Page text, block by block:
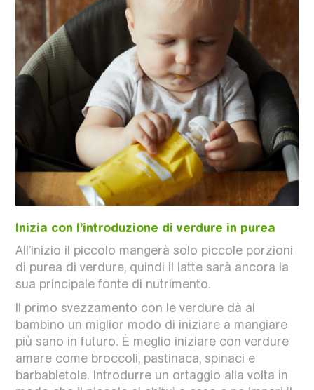
Inizia con l’introduzione di verdure in purea
All’inizio il piccolo mangerà solo piccole porzioni
di purea di verdure, quindi il latte sarà ancora la
sua principale fonte di nutrimento.
Il primo svezzamento con le verdure dà al
bambino un miglior modo di iniziare a mangiare
più sano in futuro. È meglio iniziare con verdure
amare come broccoli, pastinaca, spinaci e
barbabietole. Introdurre un ortaggio alla volta in